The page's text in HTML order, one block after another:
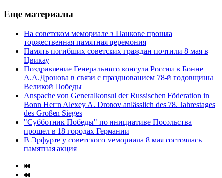
Еще материалы
На советском мемориале в Панкове прошла
торжественная памятная церемония
Память погибших советских граждан почтили 8 мая в
Цвикау
Поздравление Генерального консула России в Бонне
А.А.Дронова в связи с празднованием 78-й годовщины
Великой Победы
Anspache von Generalkonsul der Russischen Föderation in
Bonn Herrn Alexey A. Dronov anlässlich des 78. Jahrestages
des Großen Sieges
"Субботник Победы" по инициативе Посольства
прошел в 18 городах Германии
В Эрфурте у советского мемориала 8 мая состоялась
памятная акция